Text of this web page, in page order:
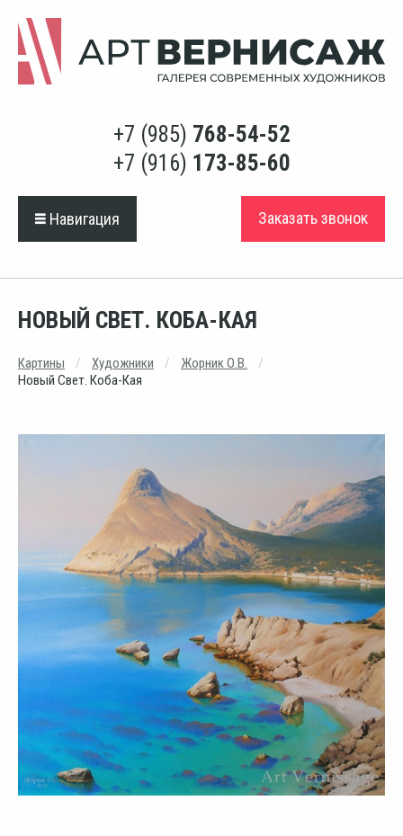
+7 (985) 768-54-52
+7 (916) 173-85-60
Навигация Заказать звонок
НОВЫЙ СВЕТ. КОБА-КАЯ
Картины Художники
Жорник О.В.
Новый Свет. Коба-Кая